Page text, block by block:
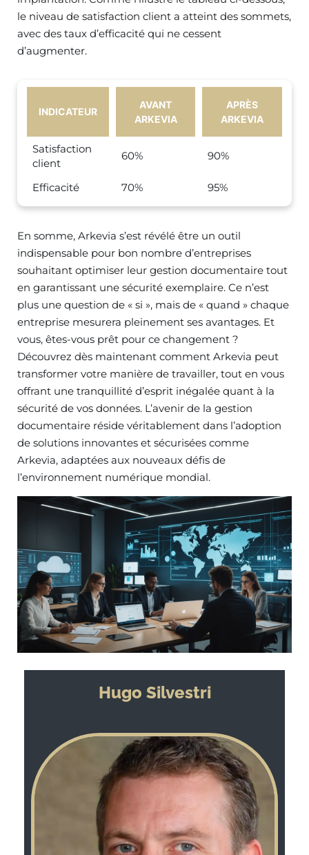
le niveau de satisfaction client a atteint des sommets,
avec des taux d’efficacité qui ne cessent
d’augmenter.
INDICATEUR
AVANT
ARKEVIA
APRÈS
ARKEVIA
Satisfaction
client
60% 90%
Efficacité 70% 95%
En somme, Arkevia s’est révélé être un outil
indispensable pour bon nombre d’entreprises
souhaitant optimiser leur gestion documentaire tout
en garantissant une sécurité exemplaire. Ce n’est
plus une question de « si », mais de « quand » chaque
entreprise mesurera pleinement ses avantages. Et
vous, êtes-vous prêt pour ce changement ?
Découvrez dès maintenant comment Arkevia peut
transformer votre manière de travailler, tout en vous
offrant une tranquillité d’esprit inégalée quant à la
sécurité de vos données. L’avenir de la gestion
documentaire réside véritablement dans l’adoption
de solutions innovantes et sécurisées comme
Arkevia, adaptées aux nouveaux défis de
l’environnement numérique mondial.
Hugo Silvestri